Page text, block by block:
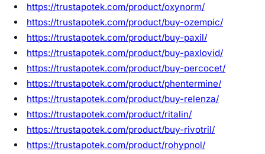
https://trustapotek.com/product/oxynorm/
https://trustapotek.com/product/buy-ozempic/
https://trustapotek.com/product/buy-paxil/
https://trustapotek.com/product/buy-paxlovid/
https://trustapotek.com/product/buy-percocet/
https://trustapotek.com/product/phentermine/
https://trustapotek.com/product/buy-relenza/
https://trustapotek.com/product/ritalin/
https://trustapotek.com/product/buy-rivotril/
https://trustapotek.com/product/rohypnol/